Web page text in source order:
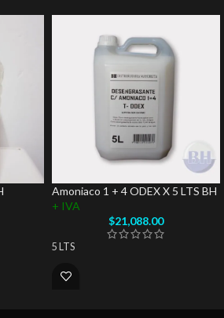
Amoniaco 1 + 4 ODEX X 5 LTS BH
+ IVA
$21,088.00
5 LTS